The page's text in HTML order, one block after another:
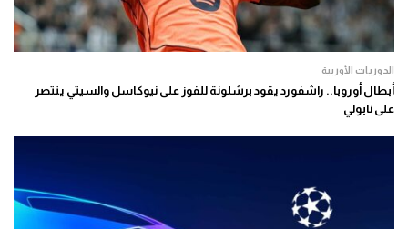
الدوريات الأوربية
أبطال أوروبا.. راشفورد يقود برشلونة للفوز على نيوكاسل والسيتي ينتصر
على نابولي